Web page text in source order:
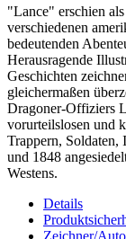
"Lance" erschien
verschiedenen
bedeutenden
Herausragende
Geschichten
gleichermaßen
Dragoner-Offiziers
vorurteilslosen und
Trappern,
und 1848
Westens.
Details